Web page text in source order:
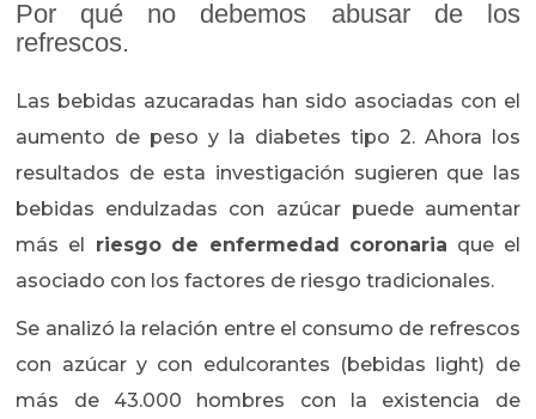
Por qué no debemos abusar de los
refrescos.
Las bebidas azucaradas han sido asociadas con el
aumento de peso y la diabetes tipo 2. Ahora los
resultados de esta investigación sugieren que las
bebidas endulzadas con azúcar puede aumentar
más el
riesgo de enfermedad coronaria que el
asociado con los factores de riesgo tradicionales.
Se analizó la relación entre el consumo de refrescos
con azúcar y con edulcorantes (bebidas light) de
más de 43.000 hombres con la existencia de